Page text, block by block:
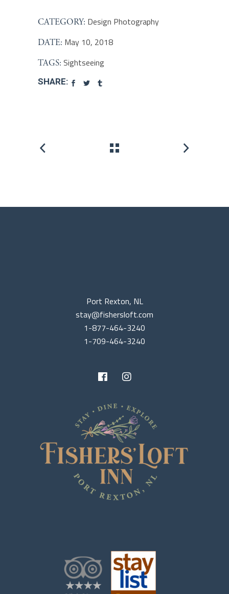
CATEGORY: Design Photography
DATE: May 10, 2018
TAGS: Sightseeing
SHARE:
Port Rexton, NL
stay@fishersloft.com
1-877-464-3240
1-709-464-3240